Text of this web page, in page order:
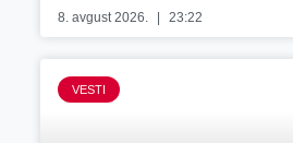
8. avgust 2026. 23:22
VESTI